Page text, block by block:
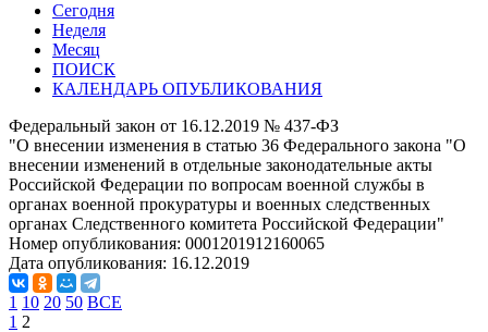
Сегодня
Неделя
Месяц
ПОИСК
КАЛЕНДАРЬ ОПУБЛИКОВАНИЯ
Федеральный закон от 16.12.2019 № 437-ФЗ
"О внесении изменения в статью 36 Федерального закона "О
внесении изменений в отдельные законодательные акты
Российской Федерации по вопросам военной службы в
органах военной прокуратуры и военных следственных
органах Следственного комитета Российской Федерации"
Номер опубликования: 0001201912160065
Дата опубликования: 16.12.2019
1 10 20 50 ВСЕ
1 2